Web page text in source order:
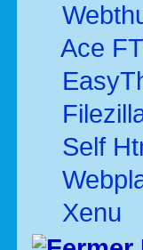
Ace
Self
Xenu